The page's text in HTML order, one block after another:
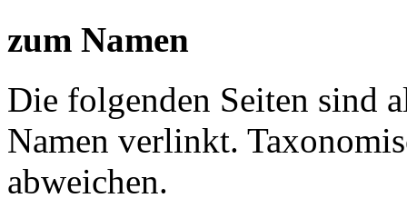
zum Namen
Die folgenden Seiten sind
Namen verlinkt.
abweichen.